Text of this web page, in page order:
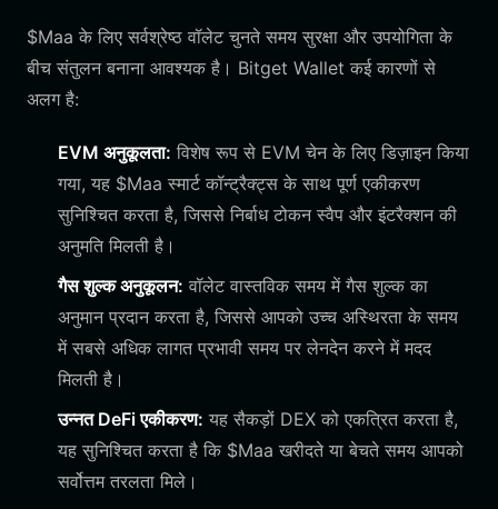
$Maa के लिए सर्वश्रेष्ठ वॉलेट चुनते समय सुरक्षा और उपयोगिता के
बीच संतुलन बनाना आवश्यक है। Bitget Wallet कई कारणों से
अलग है:
EVM अनुकूलता: विशेष रूप से EVM चेन के लिए डिज़ाइन किया
गया, यह $Maa स्मार्ट कॉन्ट्रैक्ट्स के साथ पूर्ण एकीकरण
सुनिश्चित करता है, जिससे निर्बाध टोकन स्वैप और इंटरैक्शन की
अनुमति मिलती है।
गैस शुल्क अनुकूलन: वॉलेट वास्तविक समय में गैस शुल्क का
अनुमान प्रदान करता है, जिससे आपको उच्च अस्थिरता के समय
में सबसे अधिक लागत प्रभावी समय पर लेनदेन करने में मदद
मिलती है।
उन्नत DeFi एकीकरण: यह सैकड़ों DEX को एकत्रित करता है,
यह सुनिश्चित करता है कि $Maa खरीदते या बेचते समय आपको
सर्वोत्तम तरलता मिले।